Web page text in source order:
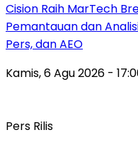
Cision Raih MarTech
Pemantauan dan
Pers, dan AEO
Kamis, 6 Agu 2026 -
Pers Rilis